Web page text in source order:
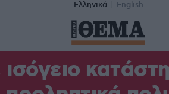
Ελληνικά English